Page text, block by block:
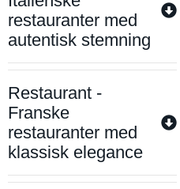
restauranter med
autentisk stemning
Restaurant -
Franske
restauranter med
klassisk elegance